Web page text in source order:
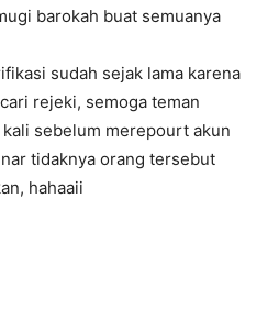
barokah buat semuanya
sudah sejak lama karena
rejeki, semoga teman
sebelum merepourt akun
tidaknya orang tersebut
hahaaii